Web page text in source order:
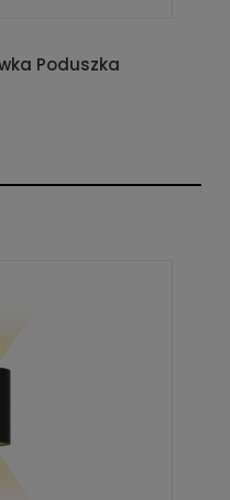
Poduszka